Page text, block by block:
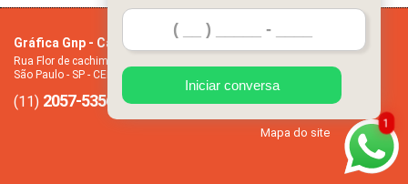
Gráfica Gnp - Cartão de visita
Rua Flor de cachimbo, 274 - Jardim Santana
São Paulo - SP - CEP: 08050-040
(11) 2057-5356 (11)94612-2445
Missão
Mapa do site
1
Iniciar conversa